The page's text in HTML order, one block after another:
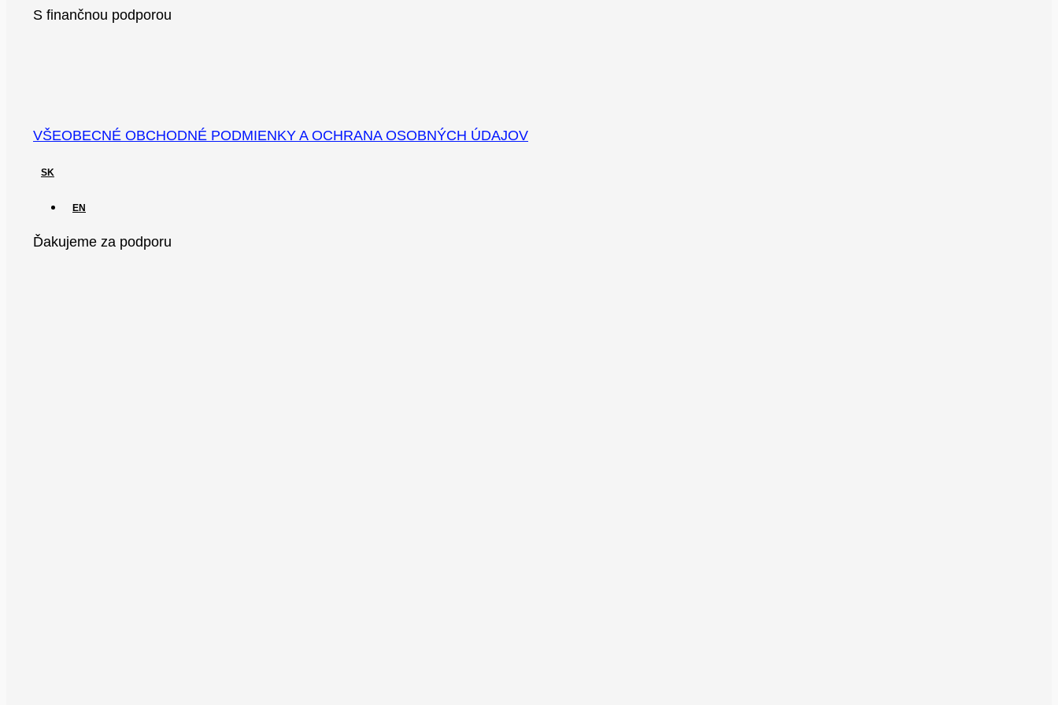
S finančnou podporou
VŠEOBECNÉ OBCHODNÉ PODMIENKY A OCHRANA OSOBNÝCH ÚDAJOV
SK
EN
Ďakujeme za podporu